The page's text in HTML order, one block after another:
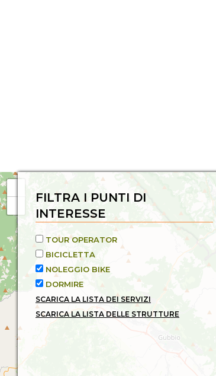
FILTRA I PUNTI DI
INTERESSE
TOUR OPERATOR
BICICLETTA
NOLEGGIO BIKE
DORMIRE
SCARICA LA LISTA DEI SERVIZI
SCARICA LA LISTA DELLE STRUTTURE